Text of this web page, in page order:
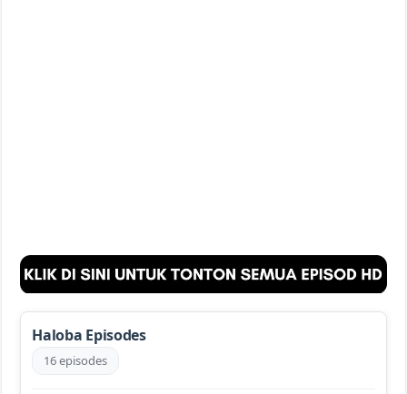
Haloba Episodes
16 episodes